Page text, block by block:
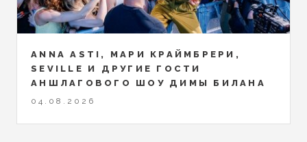
ANNA ASTI, МАРИ КРАЙМБРЕРИ,
SEVILLE И ДРУГИЕ ГОСТИ
АНШЛАГОВОГО ШОУ ДИМЫ БИЛАНА
04.08.2026